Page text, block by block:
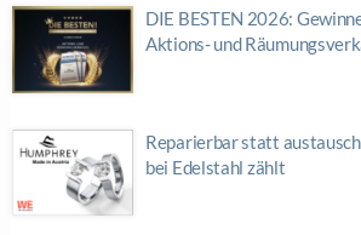
DIE BESTEN 2026:
Aktions- und
Reparierbar statt
bei Edelstahl zählt